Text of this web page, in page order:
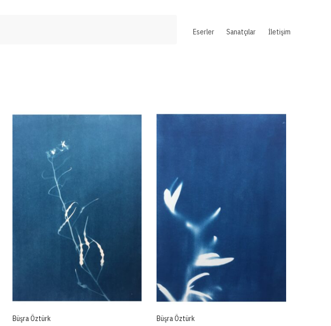
Eserler Sanatçılar İletişim
Büşra Öztürk Büşra Öztürk